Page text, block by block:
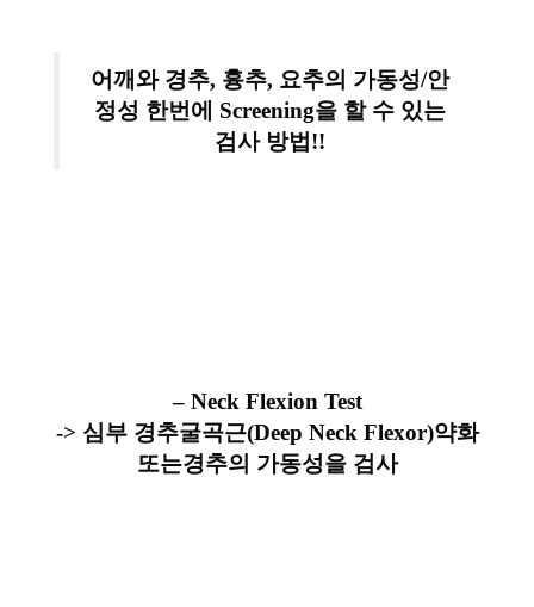
어깨와 경추, 흉추, 요추의 가동성/안
정성 한번에 Screening을 할 수 있는
검사 방법!!
– Neck Flexion Test
-> 심부 경추굴곡근(Deep Neck Flexor)약화
또는경추의 가동성을 검사